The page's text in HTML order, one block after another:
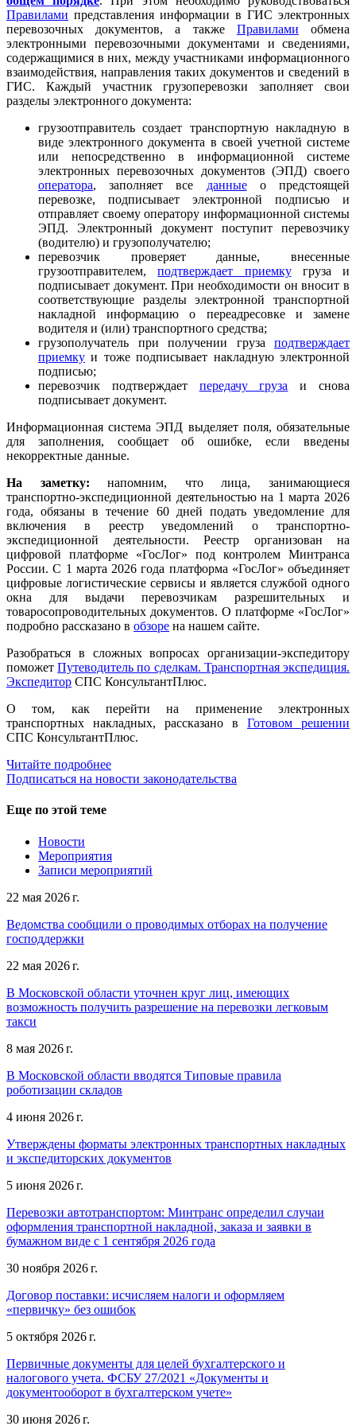
Правилами представления информации в ГИС электронных
перевозочных документов, а также Правилами обмена
электронными перевозочными документами и сведениями,
содержащимися в них, между участниками информационного
взаимодействия, направления таких документов и сведений в
ГИС. Каждый участник грузоперевозки заполняет свои
разделы электронного документа:
грузоотправитель создает транспортную накладную в
виде электронного документа в своей учетной системе
или непосредственно в информационной системе
электронных перевозочных документов (ЭПД) своего
оператора, заполняет все данныео предстоящей
перевозке, подписывает электронной подписью и
отправляет своему оператору информационной системы
ЭПД. Электронный документ поступит перевозчику
(водителю) и грузополучателю;
перевозчик проверяет данные, внесенные
грузоотправителем,подтверждает приемкугруза и
подписывает документ. При необходимости он вносит в
соответствующие разделы электронной транспортной
накладной информацию о переадресовке и замене
водителя и (или) транспортного средства;
грузополучатель при получении груза подтверждает
приемку и тоже подписывает накладную электронной
подписью;
перевозчик подтверждает передачу груза и снова
подписывает документ.
Информационная система ЭПД выделяет поля, обязательные
для заполнения, сообщает об ошибке, если введены
некорректные данные.
На заметку:напомним, что лица, занимающиеся
транспортно-экспедиционной деятельностью на 1 марта 2026
года, обязаны в течение 60 дней подать уведомление для
включения в реестр уведомлений о транспортно-
экспедиционной деятельности. Реестр организован на
цифровой платформе «ГосЛог» под контролем Минтранса
России. С 1 марта 2026 года платформа «ГосЛог» объединяет
цифровые логистические сервисы и является службой одного
окна для выдачи перевозчикам разрешительных и
товаросопроводительных документов. О платформе «ГосЛог»
подробно рассказано в обзоре на нашем сайте.
Разобраться в сложных вопросах организации-экспедитору
поможетПутеводитель по сделкам. Транспортная экспедиция.
Экспедитор СПС КонсультантПлюс.
О том, как перейти на применение электронных
транспортных накладных, рассказано в Готовом решении
СПС КонсультантПлюс.
Читайте подробнее
Подписаться на новости законодательства
Еще по этой теме
Новости
Мероприятия
Записи мероприятий
22 мая 2026 г.
Ведомства сообщили о проводимых отборах на получение
господдержки
22 мая 2026 г.
В Московской области уточнен круг лиц, имеющих
возможность получить разрешение на перевозки легковым
такси
8 мая 2026 г.
В Московской области вводятся Типовые правила
роботизации складов
4 июня 2026 г.
Утверждены форматы электронных транспортных накладных
и экспедиторских документов
5 июня 2026 г.
Перевозки автотранспортом: Минтранс определил случаи
оформления транспортной накладной, заказа и заявки в
бумажном виде с 1 сентября 2026 года
30 ноября 2026 г.
Договор поставки: исчисляем налоги и оформляем
«первичку» без ошибок
5 октября 2026 г.
Первичные документы для целей бухгалтерского и
налогового учета. ФСБУ 27/2021 «Документы и
документооборот в бухгалтерском учете»
30 июня 2026 г.